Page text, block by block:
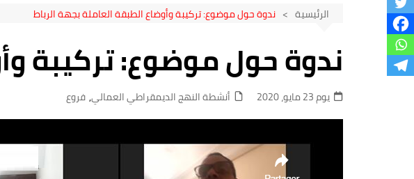
جريدة النهج الديمقراطي
الرئيسية ندوة حول موضوع: تركيبة وأوضاع الطبقة العاملة بجهة الرباط
ندوة حول موضوع: تركيبة
يوم 23 مايو، 2020 أنشطة النهج الديمقراطي العمالي,فروع